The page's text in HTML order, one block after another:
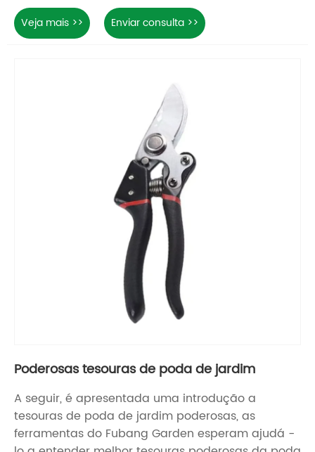
Veja mais >> Enviar consulta >>
Poderosas tesouras de poda de jardim
A seguir, é apresentada uma introdução a
tesouras de poda de jardim poderosas, as
ferramentas do Fubang Garden esperam ajudá -